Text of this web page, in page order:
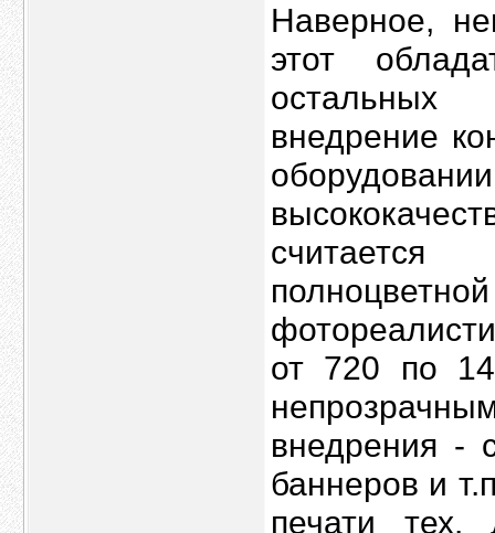
Наверное,
этот
остальных
внедрение
от 720 по
внедрения -
баннеров и
печати тех.